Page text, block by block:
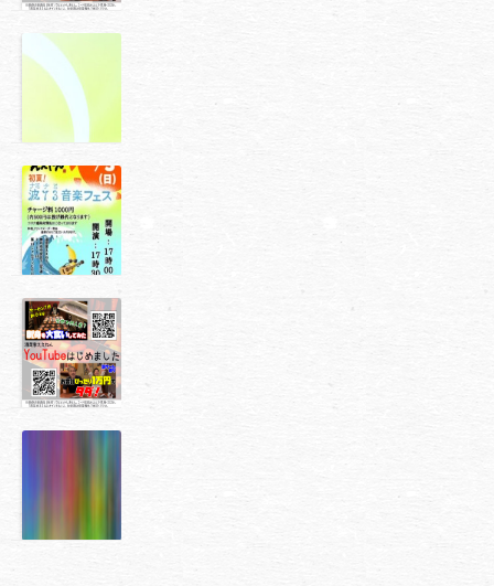
ん★YouTube
はじめました
知ると面白
い！日本酒に
ついて⑪
周年を迎えま
す！
知】2023年も